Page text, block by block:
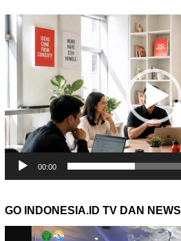
Pemutar
Video
00:00
GO INDONESIA.ID TV DAN NEWS
Pemutar